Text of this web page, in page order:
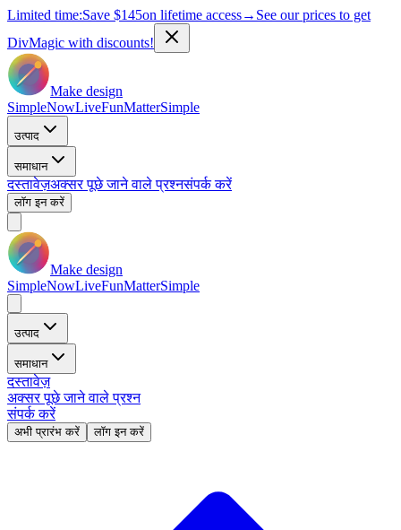
Limited time:Save $145on lifetime access→ See our prices to get
DivMagic with discounts!
Make design
SimpleNowLiveFunMatterSimple
उत्पाद
समाधान
दस्तावेज़अक्सर पूछे जाने वाले प्रश्नसंपर्क करें
लॉग इन करें
Make design
SimpleNowLiveFunMatterSimple
उत्पाद
समाधान
दस्तावेज़
अक्सर पूछे जाने वाले प्रश्न
संपर्क करें
अभी प्रारंभ करें लॉग इन करें